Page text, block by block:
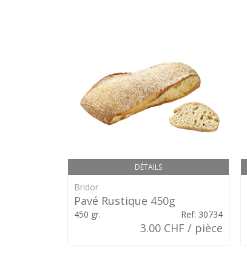
DÉTAILS
Bridor
Pavé Rustique 450g
450 gr. Ref: 30734
3.00 CHF / pièce